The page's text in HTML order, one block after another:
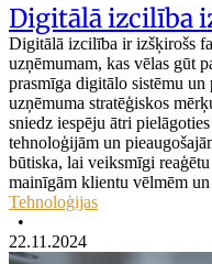
Digitālā izcilība
Digitālā izcilība ir izšķirošs
uzņēmumam, kas vēlas gūt
prasmīga digitālo sistēmu un
uzņēmuma stratēģiskos
sniedz iespēju ātri
tehnoloģijām un
būtiska, lai veiksmīgi
mainīgām klientu vēlmēm
Tehnoloģijas
•
22.11.2024